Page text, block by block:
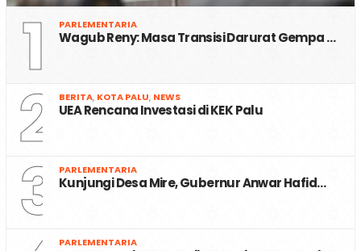
1 PARLEMENTARIA
Wagub Reny: Masa Transisi Darurat Gempa …
2 BERITA, KOTA PALU, NEWS
UEA Rencana Investasi di KEK Palu
3 PARLEMENTARIA
Kunjungi Desa Mire, Gubernur Anwar Hafid…
PARLEMENTARIA